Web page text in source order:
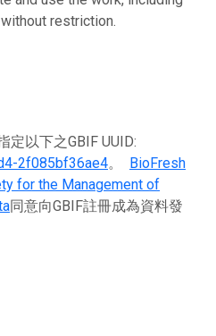
restriction.
定以下之GBIF UUID:
2f085bf36ae4。 BioFresh
for the Management of
同意向GBIF註冊成為資料發